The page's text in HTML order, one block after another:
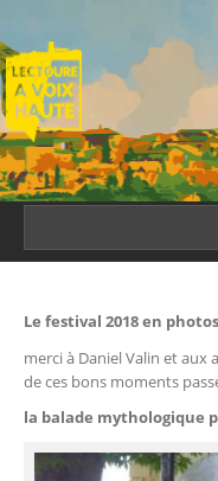
Le festival 2018 en photos
merci à Daniel Valin et
de ces bons moments
la balade mythologique